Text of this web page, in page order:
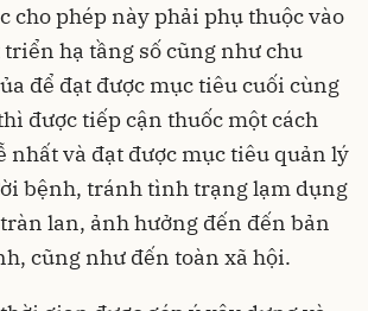
cho phép này phải phụ thuộc vào
hạ tầng số cũng như chu
để đạt được mục tiêu cuối cùng
được tiếp cận thuốc một cách
nhất và đạt được mục tiêu quản lý
bệnh, tránh tình trạng lạm dụng
lan, ảnh hưởng đến đến bản
cũng như đến toàn xã hội.